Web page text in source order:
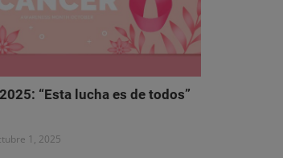
“Esta lucha es de todos”
1, 2025